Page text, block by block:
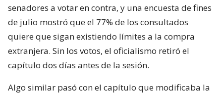
senadores a votar en contra, y una encuesta de fines
de julio mostró que el 77% de los consultados
quiere que sigan existiendo límites a la compra
extranjera. Sin los votos, el oficialismo retiró el
capítulo dos días antes de la sesión.
Algo similar pasó con el capítulo que modificaba la